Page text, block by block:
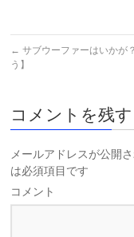
← サブウーファーはいかが
う】
コメントを残す
メールアドレスが公開
は必須項目です
コメント